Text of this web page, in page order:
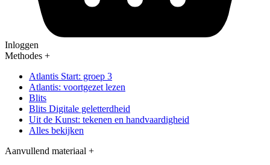
Inloggen
Methodes +
Atlantis Start: groep 3
Atlantis: voortgezet lezen
Blits
Blits Digitale geletterdheid
Uit de Kunst: tekenen en handvaardigheid
Alles bekijken
Aanvullend materiaal +